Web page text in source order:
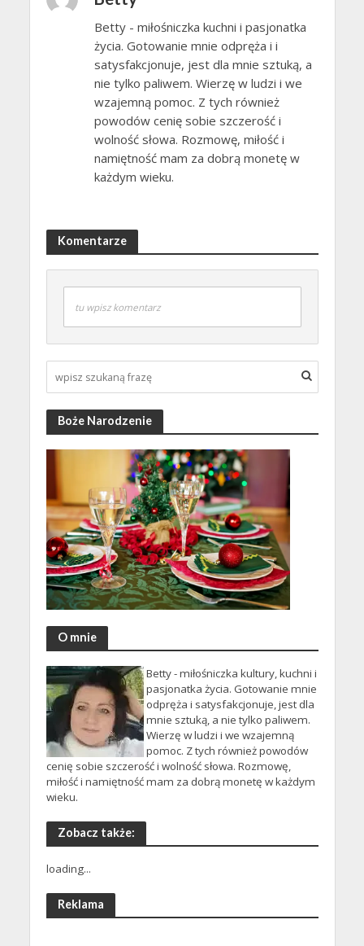
Betty - miłośniczka kuchni i pasjonatka
życia. Gotowanie mnie odpręża i i
satysfakcjonuje, jest dla mnie sztuką, a
nie tylko paliwem. Wierzę w ludzi i we
wzajemną pomoc. Z tych również
powodów cenię sobie szczerość i
wolność słowa. Rozmowę, miłość i
namiętność mam za dobrą monetę w
każdym wieku.
Komentarze
tu wpisz komentarz
Boże Narodzenie
O mnie
Betty - miłośniczka kultury, kuchni i
pasjonatka życia. Gotowanie mnie
odpręża i satysfakcjonuje, jest dla
mnie sztuką, a nie tylko paliwem.
Wierzę w ludzi i we wzajemną
pomoc. Z tych również powodów
cenię sobie szczerość i wolność słowa. Rozmowę,
miłość i namiętność mam za dobrą monetę w każdym
wieku.
Zobacz także:
loading...
Reklama